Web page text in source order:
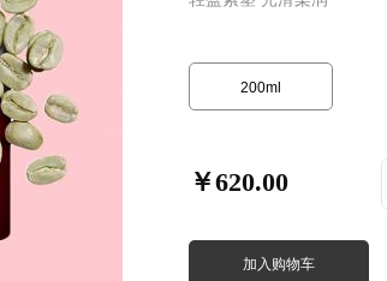
200ml
￥620.00
加入购物车